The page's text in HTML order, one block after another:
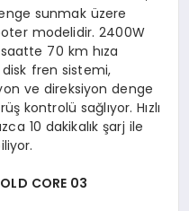
sunmak üzere
modelidir. 2400W
70 km hıza
fren sistemi,
ve direksiyon denge
kontrolü sağlıyor. Hızlı
10 dakikalık şarj ile
CORE 03